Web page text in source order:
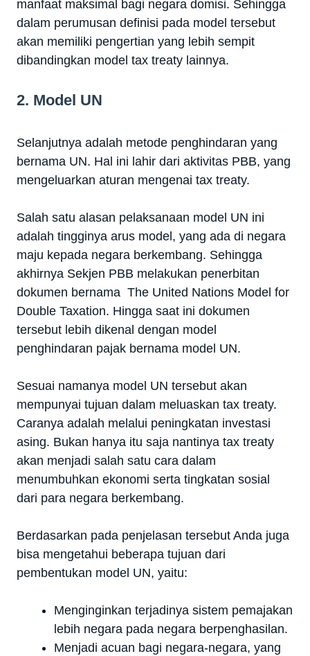
manfaat maksimal bagi negara domisi. Sehingga
dalam perumusan definisi pada model tersebut
akan memiliki pengertian yang lebih sempit
dibandingkan model tax treaty lainnya.
2. Model UN
Selanjutnya adalah metode penghindaran yang
bernama UN. Hal ini lahir dari aktivitas PBB, yang
mengeluarkan aturan mengenai tax treaty.
Salah satu alasan pelaksanaan model UN ini
adalah tingginya arus model, yang ada di negara
maju kepada negara berkembang. Sehingga
akhirnya Sekjen PBB melakukan penerbitan
dokumen bernama The United Nations Model for
Double Taxation. Hingga saat ini dokumen
tersebut lebih dikenal dengan model
penghindaran pajak bernama model UN.
Sesuai namanya model UN tersebut akan
mempunyai tujuan dalam meluaskan tax treaty.
Caranya adalah melalui peningkatan investasi
asing. Bukan hanya itu saja nantinya tax treaty
akan menjadi salah satu cara dalam
menumbuhkan ekonomi serta tingkatan sosial
dari para negara berkembang.
Berdasarkan pada penjelasan tersebut Anda juga
bisa mengetahui beberapa tujuan dari
pembentukan model UN, yaitu:
Menginginkan terjadinya sistem pemajakan
lebih negara pada negara berpenghasilan.
Menjadi acuan bagi negara-negara, yang